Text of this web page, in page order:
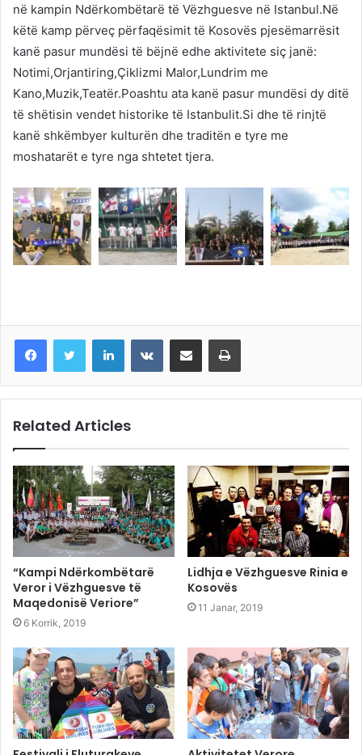
në kampin Ndërkombëtarë të Vëzhguesve në Istanbul.Në
këtë kamp përveç përfaqësimit të Kosovës pjesëmarrësit
kanë pasur mundësi të bëjnë edhe aktivitete siç janë:
Notimi,Orjantiring,Çiklizmi Malor,Lundrim me
Kano,Muzik,Teatër.Poashtu ata kanë pasur mundësi dy ditë
të shëtisin vendet historike të Istanbulit.Si dhe të rinjtë
kanë shkëmbyer kulturën dhe traditën e tyre me
moshatarët e tyre nga shtetet tjera.
LinkedInVKontakteShare via Email Print
Related Articles
“Kampi Ndërkombëtarë
Veror i Vëzhguesve të
Maqedonisë Veriore”
6 Korrik, 2019
Lidhja e Vëzhguesve Rinia e
Kosovës
11 Janar, 2019